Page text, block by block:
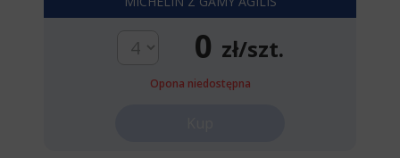
0 zł/szt.
Opona niedostępna